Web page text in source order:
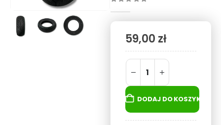
59,00 zł
DODAJ DO KOSZYKA